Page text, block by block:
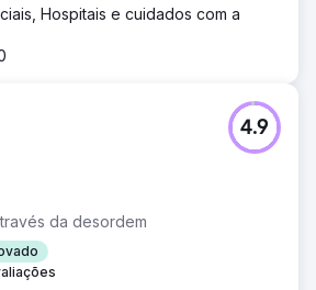
em um ROAS 42% maior, uma
aos membros do SCENE
tendências do consumidor.
usuários usaram vários
usuários pesquisaram online, mas
a página da agência
Hospitais e cuidados com a
da desordem
4.9